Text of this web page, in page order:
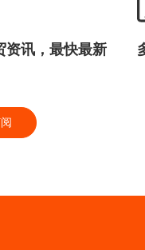
资讯，最快最新